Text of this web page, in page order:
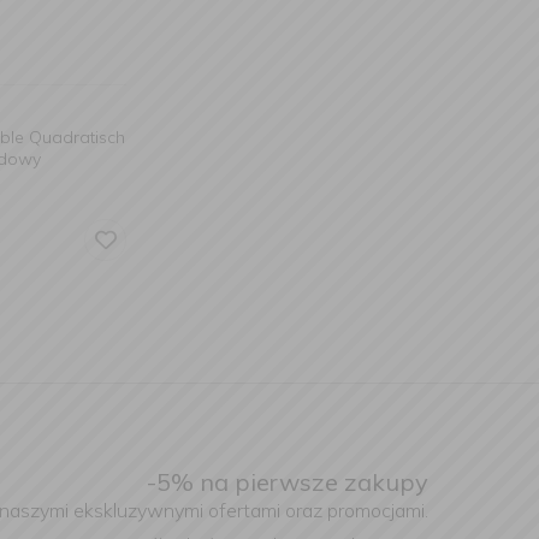
Quadratisch
-5% na pierwsze zakupy
ekskluzywnymi ofertami oraz promocjami.